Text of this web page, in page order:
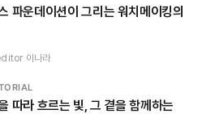
파운데이션이 그리는 워치메이킹의
이나라
따라 흐르는 빛, 그 곁을 함께하는